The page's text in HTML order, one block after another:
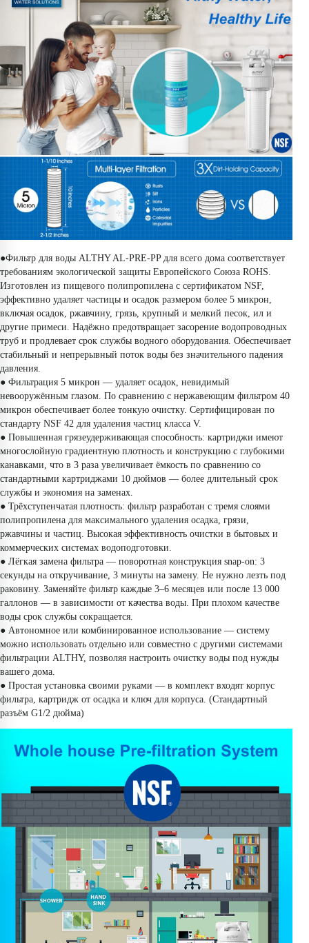
●Фильтр для воды ALTHY AL-PRE-PP для всего дома соответствует
требованиям экологической защиты Европейского Союза ROHS.
Изготовлен из пищевого полипропилена с сертификатом NSF,
эффективно удаляет частицы и осадок размером более 5 микрон,
включая осадок, ржавчину, грязь, крупный и мелкий песок, ил и
другие примеси. Надёжно предотвращает засорение водопроводных
труб и продлевает срок службы водного оборудования. Обеспечивает
стабильный и непрерывный поток воды без значительного падения
давления.
● Фильтрация 5 микрон — удаляет осадок, невидимый
невооружённым глазом. По сравнению с нержавеющим фильтром 40
микрон обеспечивает более тонкую очистку. Сертифицирован по
стандарту NSF 42 для удаления частиц класса V.
● Повышенная грязеудерживающая способность: картриджи имеют
многослойную градиентную плотность и конструкцию с глубокими
канавками, что в 3 раза увеличивает ёмкость по сравнению со
стандартными картриджами 10 дюймов — более длительный срок
службы и экономия на заменах.
● Трёхступенчатая плотность: фильтр разработан с тремя слоями
полипропилена для максимального удаления осадка, грязи,
ржавчины и частиц. Высокая эффективность очистки в бытовых и
коммерческих системах водоподготовки.
● Лёгкая замена фильтра — поворотная конструкция snap-on: 3
секунды на откручивание, 3 минуты на замену. Не нужно лезть под
раковину. Заменяйте фильтр каждые 3–6 месяцев или после 13 000
галлонов — в зависимости от качества воды. При плохом качестве
воды срок службы сокращается.
● Автономное или комбинированное использование — систему
можно использовать отдельно или совместно с другими системами
фильтрации ALTHY, позволяя настроить очистку воды под нужды
вашего дома.
● Простая установка своими руками — в комплект входят корпус
фильтра, картридж от осадка и ключ для корпуса. (Стандартный
разъём G1/2 дюйма)